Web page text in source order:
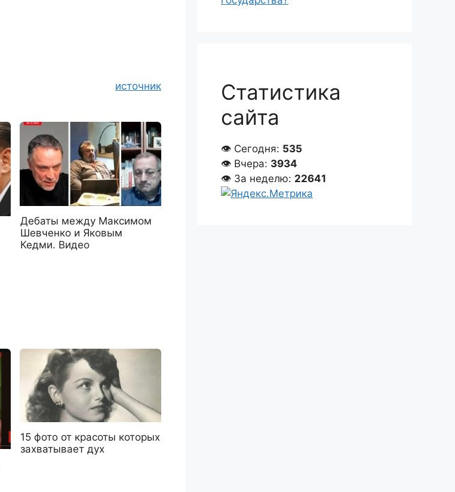
источник
Дебаты между Максимом
Шевченко и Яковым
Кедми. Видео
15 фото от красоты которых
захватывает дух
Статистика
сайта
👁 Сегодня: 535
👁 Вчера: 3934
👁 За неделю: 22641